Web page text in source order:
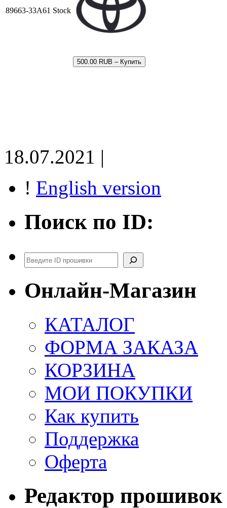
89663-33A61 Stock
500.00 RUB – Купить
18.07.2021 |
! English version
Поиск по ID:
Поиск
Онлайн-Магазин
КАТАЛОГ
ФОРМА ЗАКАЗА
КОРЗИНА
МОИ ПОКУПКИ
Как купить
Поддержка
Оферта
Редактор прошивок